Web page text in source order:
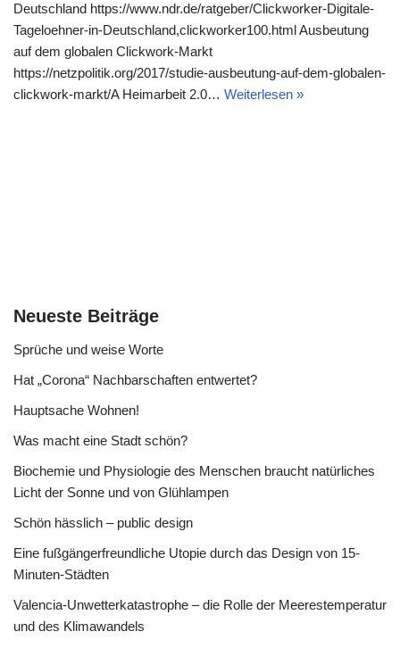
Deutschland https://www.ndr.de/ratgeber/Clickworker-Digitale-
Tageloehner-in-Deutschland,clickworker100.html Ausbeutung
auf dem globalen Clickwork-Markt
https://netzpolitik.org/2017/studie-ausbeutung-auf-dem-globalen-
clickwork-markt/A Heimarbeit 2.0… Weiterlesen »
Neueste Beiträge
Sprüche und weise Worte
Hat „Corona“ Nachbarschaften entwertet?
Hauptsache Wohnen!
Was macht eine Stadt schön?
Biochemie und Physiologie des Menschen braucht natürliches
Licht der Sonne und von Glühlampen
Schön hässlich – public design
Eine fußgängerfreundliche Utopie durch das Design von 15-
Minuten-Städten
Valencia-Unwetterkatastrophe – die Rolle der Meerestemperatur
und des Klimawandels